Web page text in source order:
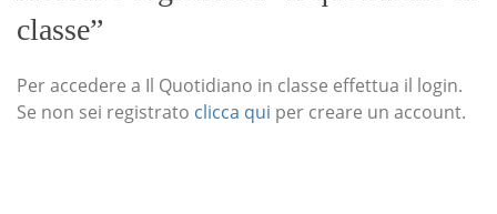
classe”
Per accedere a Il Quotidiano in classe effettua il login.
Se non sei registrato clicca qui per creare un account.